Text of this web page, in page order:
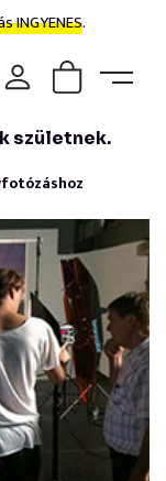
INGYENES.
születnek.